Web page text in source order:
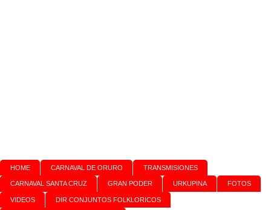
HOME CARNAVAL DE ORURO TRANSMISIONES
CARNAVAL SANTA CRUZ GRAN PODER URKUPINA FOTOS
VIDEOS DIR CONJUNTOS FOLKLORICOS